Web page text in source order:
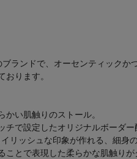
ブランドで、オーセンティックか
おります。
かい肌触りのストール。
チで設定したオリジナルボーダー
リッシュな印象が作れる、細身
ことで表現した柔らかな肌触りが